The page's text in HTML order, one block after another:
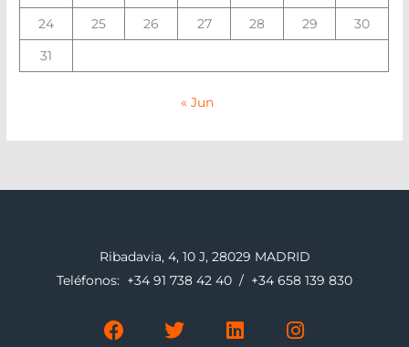
24 25 26 27 28 29 30
31
« Jun
Ribadavia, 4, 10 J, 28029 MADRID
Teléfonos: +34 91 738 42 40 / +34 658 139 830
a
w
i
n